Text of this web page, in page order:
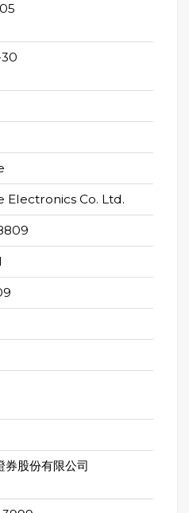
Electronics Co. Ltd.
券股份有限公司